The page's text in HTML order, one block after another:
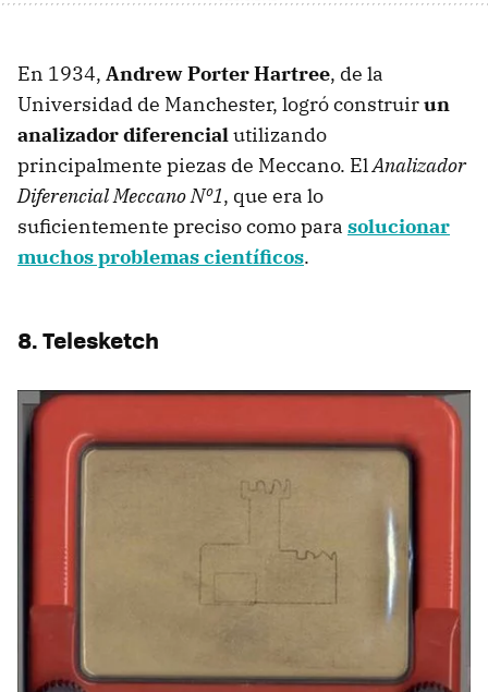
En 1934, Andrew Porter Hartree, de la
Universidad de Manchester, logró construirun
analizador diferencialutilizando
principalmente piezas de Meccano. ElAnalizador
Diferencial Meccano Nº1, que era lo
suficientemente preciso como para solucionar
muchos problemas científicos.
8. Telesketch